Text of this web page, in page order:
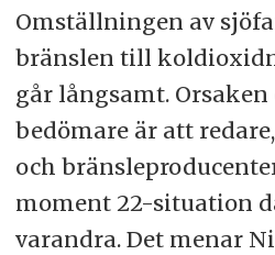
Omställningen av
bränslen till
går långsamt.
bedömare är att
och
moment 22-situation
varandra. Det menar